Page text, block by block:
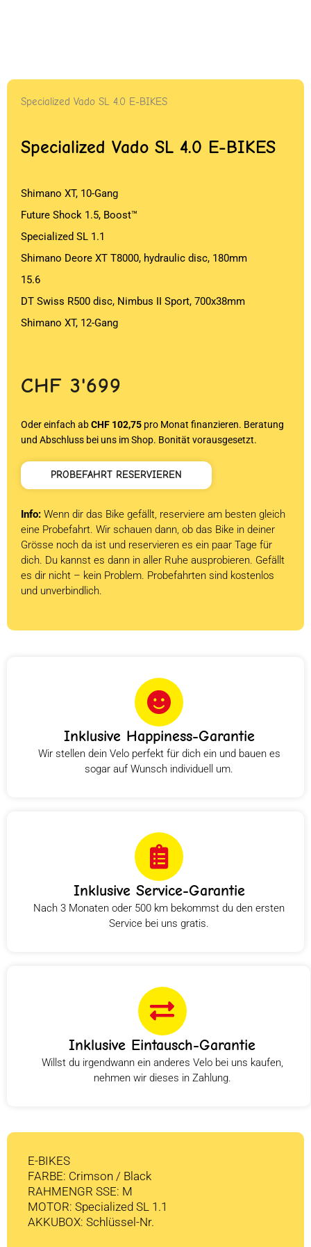
Specialized Vado SL 4.0 E-BIKES
Specialized Vado SL 4.0 E-BIKES
Shimano XT, 10-Gang
Future Shock 1.5, Boost™
Specialized SL 1.1
Shimano Deore XT T8000, hydraulic disc, 180mm
15.6
DT Swiss R500 disc, Nimbus II Sport, 700x38mm
Shimano XT, 12-Gang
CHF 3'699
Oder einfach abCHF 102,75 pro Monat finanzieren. Beratung
und Abschluss bei uns im Shop. Bonität vorausgesetzt.
PROBEFAHRT RESERVIEREN
Info: Wenn dir das Bike gefällt, reserviere am besten gleich
eine Probefahrt. Wir schauen dann, ob das Bike in deiner
Grösse noch da ist und reservieren es ein paar Tage für
dich. Du kannst es dann in aller Ruhe ausprobieren. Gefällt
es dir nicht – kein Problem. Probefahrten sind kostenlos
und unverbindlich.
Inklusive Happiness-Garantie
Wir stellen dein Velo perfekt für dich ein und bauen es
sogar auf Wunsch individuell um.
Inklusive Service-Garantie
Nach 3 Monaten oder 500 km bekommst du den ersten
Service bei uns gratis.
Inklusive Eintausch-Garantie
Willst du irgendwann ein anderes Velo bei uns kaufen,
nehmen wir dieses in Zahlung.
E-BIKES
FARBE: Crimson / Black
RAHMENGR SSE: M
MOTOR: Specialized SL 1.1
AKKUBOX: Schlüssel-Nr.